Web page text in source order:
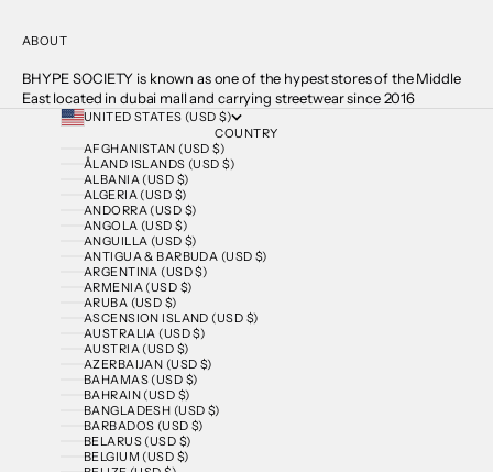
ABOUT
BHYPE SOCIETY is known as one of the hypest stores of the Middle
East located in dubai mall and carrying streetwear since 2016
UNITED STATES (USD $)
COUNTRY
AFGHANISTAN (USD $)
ÅLAND ISLANDS (USD $)
ALBANIA (USD $)
ALGERIA (USD $)
ANDORRA (USD $)
ANGOLA (USD $)
ANGUILLA (USD $)
ANTIGUA & BARBUDA (USD $)
ARGENTINA (USD $)
ARMENIA (USD $)
ARUBA (USD $)
ASCENSION ISLAND (USD $)
AUSTRALIA (USD $)
AUSTRIA (USD $)
AZERBAIJAN (USD $)
BAHAMAS (USD $)
BAHRAIN (USD $)
BANGLADESH (USD $)
BARBADOS (USD $)
BELARUS (USD $)
BELGIUM (USD $)